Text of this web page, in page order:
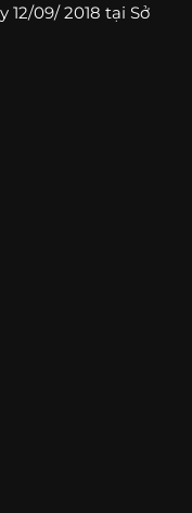
12/09/ 2018 tại Sở